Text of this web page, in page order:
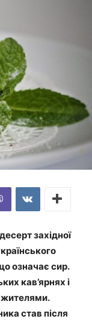
західної
означає сир.
кав’ярнях і
жителями.
став після